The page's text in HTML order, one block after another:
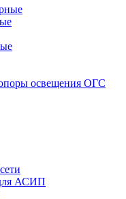
освещения ОГС
АСИП